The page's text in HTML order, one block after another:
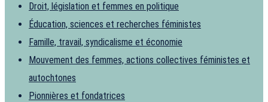
Droit, législation et femmes en politique
Éducation, sciences et recherches féministes
Famille, travail, syndicalisme et économie
Mouvement des femmes, actions collectives féministes et
autochtones
Pionnières et fondatrices